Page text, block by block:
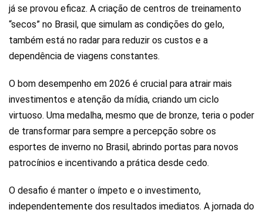
já se provou eficaz. A criação de centros de treinamento
“secos” no Brasil, que simulam as condições do gelo,
também está no radar para reduzir os custos e a
dependência de viagens constantes.
O bom desempenho em 2026 é crucial para atrair mais
investimentos e atenção da mídia, criando um ciclo
virtuoso. Uma medalha, mesmo que de bronze, teria o poder
de transformar para sempre a percepção sobre os
esportes de inverno no Brasil, abrindo portas para novos
patrocínios e incentivando a prática desde cedo.
O desafio é manter o ímpeto e o investimento,
independentemente dos resultados imediatos. A jornada do